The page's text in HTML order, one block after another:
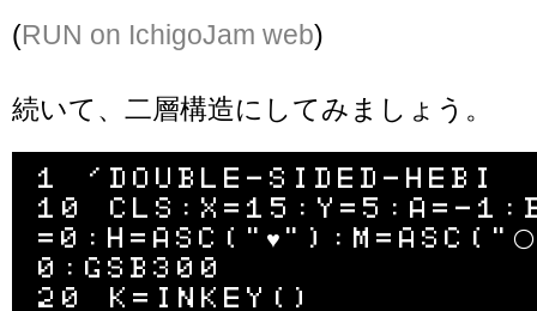
(RUN on IchigoJam web)
続いて、二層構造にしてみましょう。
1 'DOUBLE-SIDED-HEBI
10 CLS:X=15:Y=5:A=-
0:GSB300
20 K=INKEY()